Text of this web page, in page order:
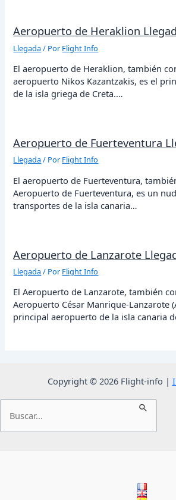
Aeropuerto de Heraklion
Llegada/ Por Flight Info
El aeropuerto de Heraklion, también
aeropuerto Nikos Kazantzakis, es el
de la isla griega de Creta.…
Aeropuerto de Fuerteventura
Llegada/ Por Flight Info
El aeropuerto de Fuerteventura,
Aeropuerto de Fuerteventura, es un
transportes de la isla canaria…
Aeropuerto de Lanzarote
Llegada/ Por Flight Info
El Aeropuerto de Lanzarote, también
Aeropuerto César Manrique-Lanzarote
principal aeropuerto de la isla canaria
Copyright © 2026 Flight-info |
por: